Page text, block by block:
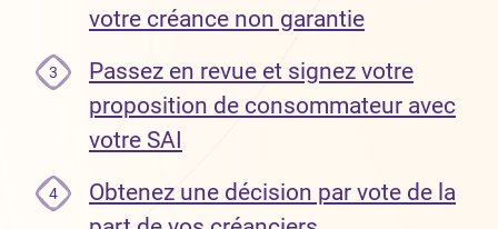
votre créance non garantie
3
Passez en revue et signez votre
proposition de consommateur avec
votre SAI
4
Obtenez une décision par vote de la